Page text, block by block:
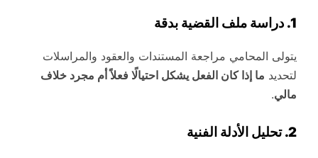
1. دراسة ملف القضية بدقة
يتولى المحامي مراجعة المستندات والعقود والمراسلات
لتحديد ما إذا كان الفعل يشكل احتيالًا فعلاً أم مجرد خلاف
مالي.
2. تحليل الأدلة الفنية